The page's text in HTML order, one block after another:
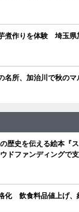
煮作りを体験 埼玉県
名所、加治川で秋のマ
歴史を伝える絵本『
ドファンディングで
化 飲食料品値上げ